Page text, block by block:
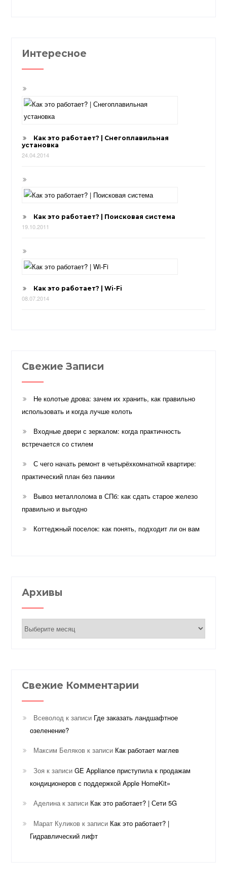
Интересное
Как это работает? | Снегоплавильная
установка
24.04.2014
Как это работает? | Поисковая система
19.10.2011
Как это работает? | Wi-Fi
08.07.2014
Свежие Записи
Не колотые дрова: зачем их хранить, как правильно
использовать и когда лучше колоть
Входные двери с зеркалом: когда практичность
встречается со стилем
С чего начать ремонт в четырёхкомнатной квартире:
практический план без паники
Вывоз металлолома в СПб: как сдать старое железо
правильно и выгодно
Коттеджный поселок: как понять, подходит ли он вам
Архивы
Свежие Комментарии
Всеволод к записи Где заказать ландшафтное
озеленение?
Максим Беляков к записи Как работает маглев
Зоя к записиGE Appliance приступила к продажам
кондиционеров с поддержкой Apple HomeKit»
Аделина к записи Как это работает? | Сети 5G
Марат Куликов к записи Как это работает? |
Гидравлический лифт